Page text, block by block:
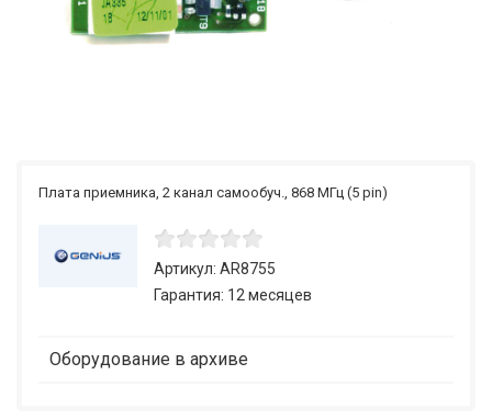
Плата приемника, 2 канал самообуч., 868 МГц (5 pin)
Артикул: AR8755
Гарантия: 12 месяцев
Оборудование в архиве